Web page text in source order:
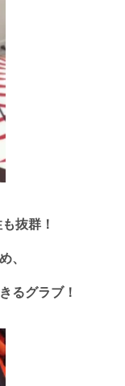
抜群！
、
るグラブ！